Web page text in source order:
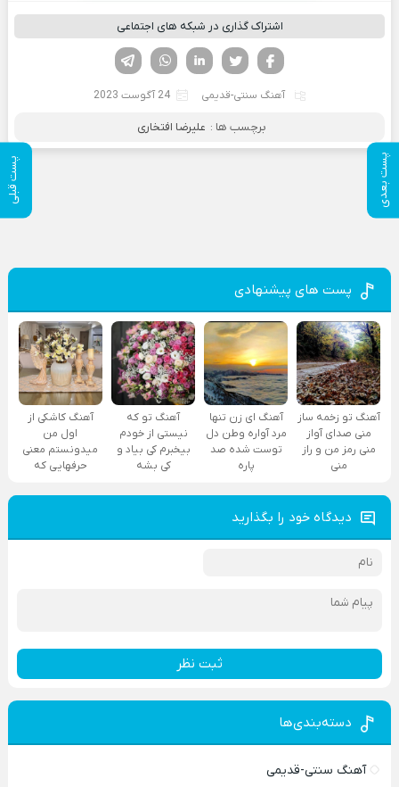
پست بعدی پست قبلی
اشتراک گذاری در شبکه های اجتماعی
لینکدین تویتر
فیسوک
آهنگ سنتی-قدیمی 24 آگوست 2023
برچسب ها : علیرضا افتخاری
پست های پیشنهادی
آهنگ تو زخمه ساز
منی صدای آواز
منی رمز من و راز
منی
آهنگ ای زن تنها
مرد آواره وطن دل
توست شده صد
پاره
آهنگ تو که
نیستی از خودم
بیخبرم کی بیاد و
کی بشه
آهنگ کاشکی از
اول من
میدونستم معنی
حرفهایی که
دیدگاه خود را بگذارید
ثبت نظر
دسته‌بندی‌ها
آهنگ سنتی-قدیمی